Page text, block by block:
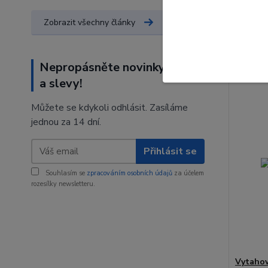
Zobrazit všechny články
Nepropásněte novinky, akce
a slevy!
Můžete se kdykoli odhlásit. Zasíláme
jednou za 14 dní.
Přihlásit se
Souhlasím se zpracováním osobních údajů za účelem
rozesílky newsletteru.